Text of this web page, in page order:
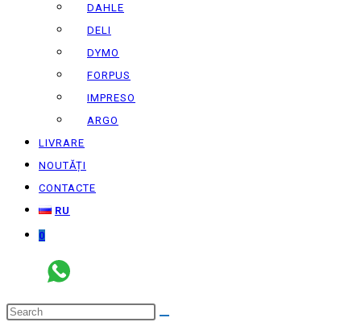
DAHLE
DELI
DYMO
FORPUS
IMPRESO
ARGO
LIVRARE
NOUTĂȚI
CONTACTE
RU
0